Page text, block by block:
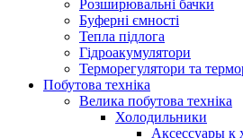
Розширювальні бачки
Буферні ємності
Тепла підлога
Гідроакумулятори
Терморегулятори та
Побутова техніка
Велика побутова техніка
Холодильники
Аксессуары к